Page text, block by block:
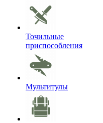
Точильные
приспособления
Мультитулы